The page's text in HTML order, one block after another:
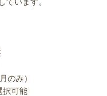
のみ）
択可能